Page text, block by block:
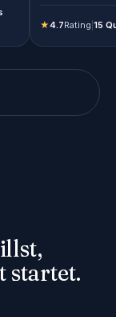
★4.7Rating 15
startet.